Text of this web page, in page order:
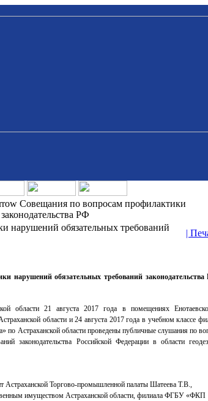
Совещания по вопросам профилактики
РФ
нарушений обязательных требований
|
нарушений обязательных требований
области 21 августа 2017 года в помещениях
области и 24 августа 2017 года в учебном классе
по Астраханской области проведены публичные слушания по
законодательства Российской Федерации в области
Астраханской Торгово-промышленной палаты Шатеева Т.В.,
имуществом Астраханской области, филиала ФГБУ «ФКП